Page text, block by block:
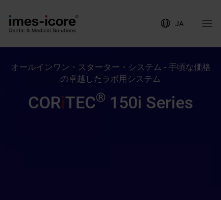
JA
オールインワン・スターター・システム - 手頃な価格
の卓越したラボ用システム
CORiTEC® 150i Series